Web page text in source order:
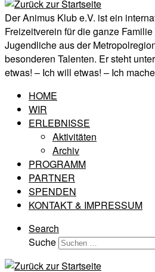
Der Animus Klub e.V. ist ein
Freizeitverein für die ganze
Jugendliche aus der
besonderen Talenten. Er steht
etwas! – Ich will etwas! – Ich
HOME
WIR
ERLEBNISSE
Aktivitäten
Archiv
PROGRAMM
PARTNER
SPENDEN
KONTAKT & IMPRESSUM
Search
Suche